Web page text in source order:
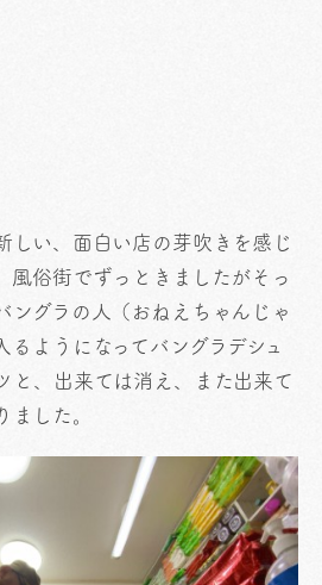
しい、面白い店の芽吹きを感じ
風俗街でずっときましたがそっ
ングラの人（おねえちゃんじゃ
るようになってバングラデシュ
と、出来ては消え、また出来て
ました。